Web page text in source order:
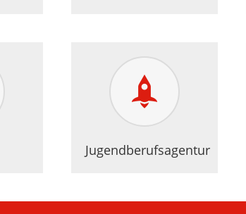
Jugendberufsagentur